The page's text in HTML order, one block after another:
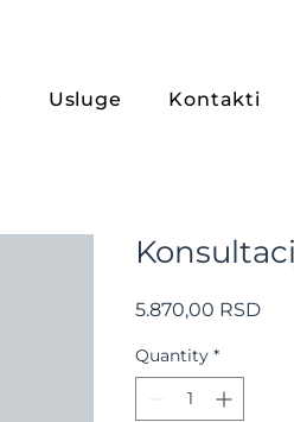
Usluge Kontakti
5.870,00 RSD
Quantity *